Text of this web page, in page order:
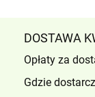
DOSTAWA
Opłaty za
Gdzie